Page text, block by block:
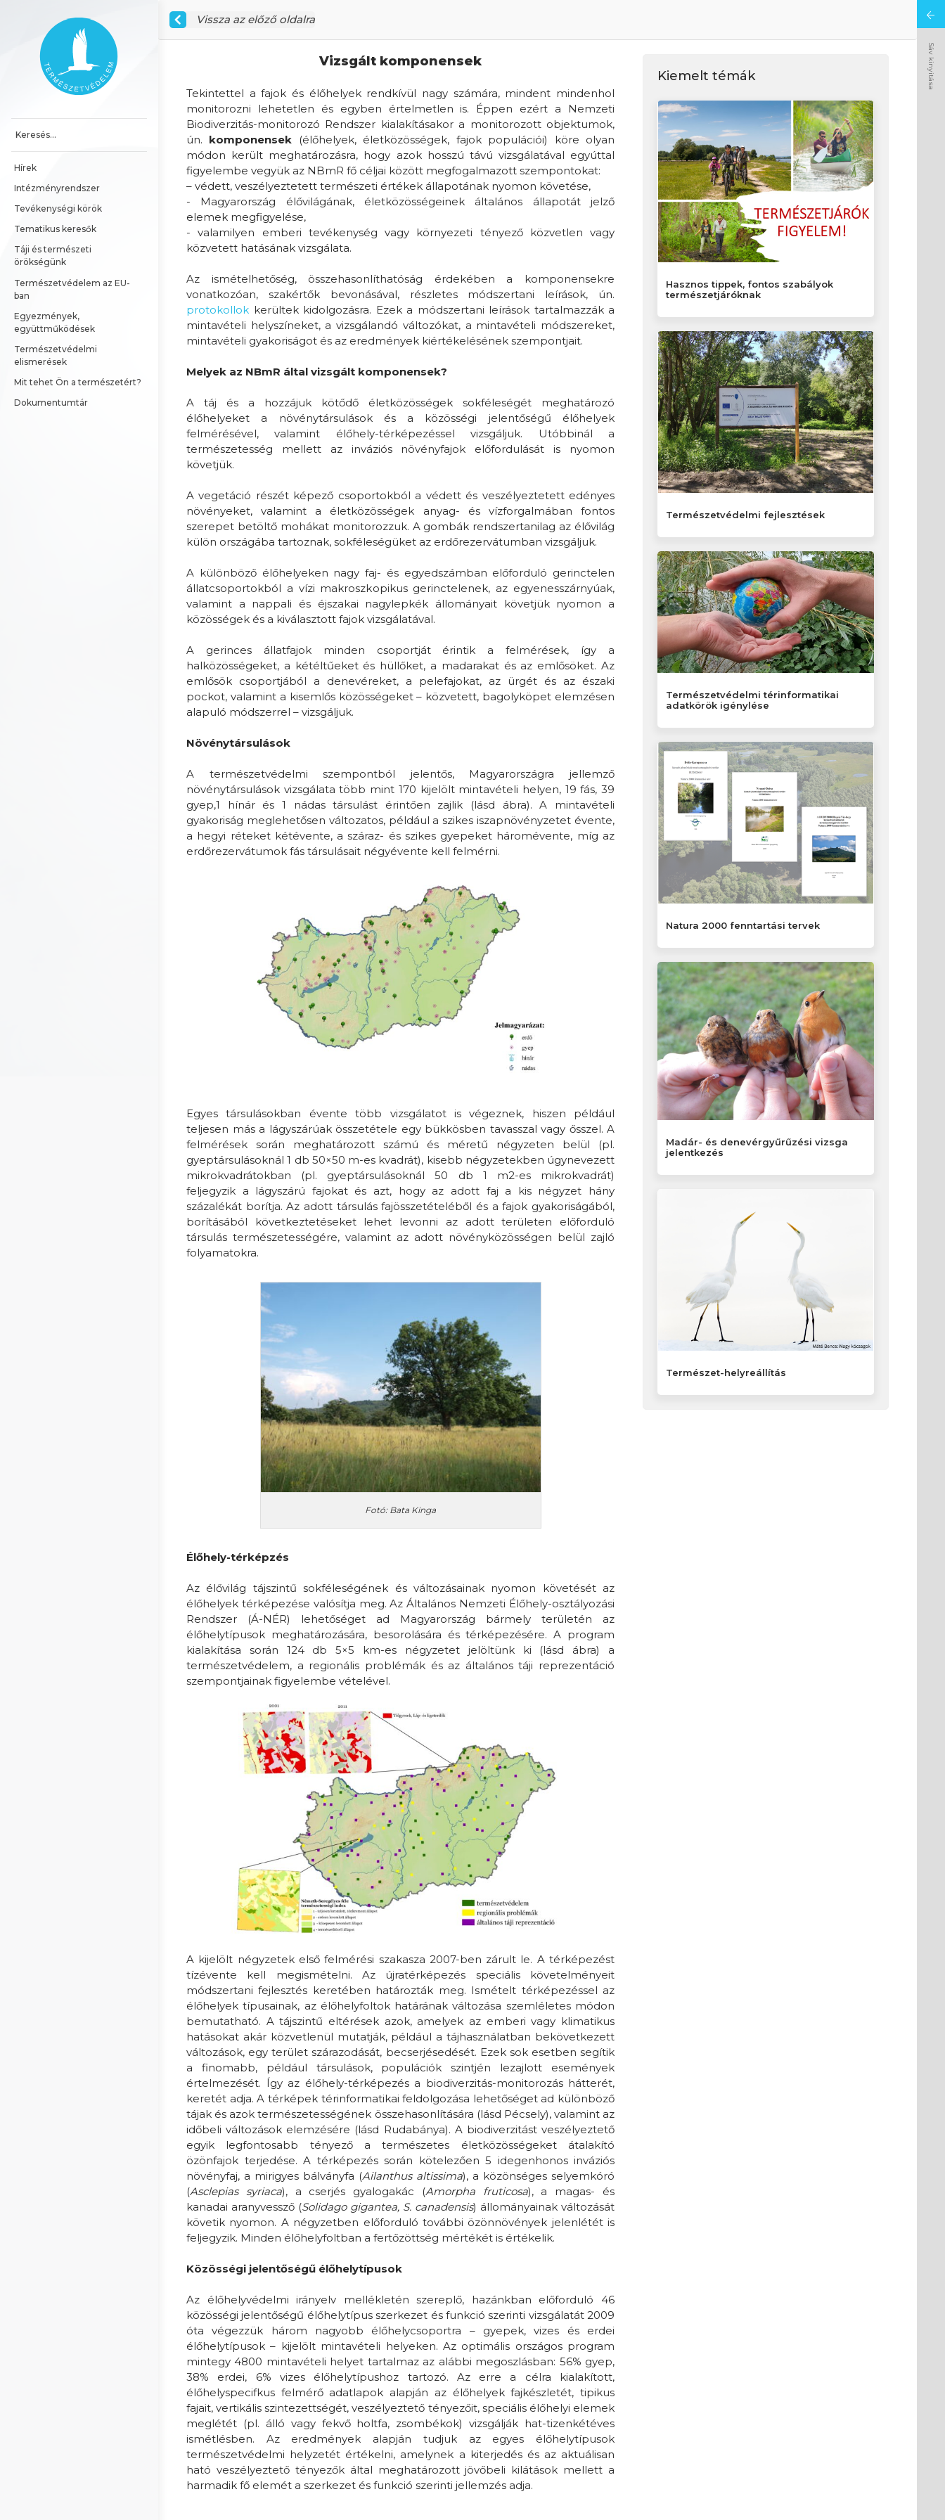
Főoldal
Hírek
Intézményrendszer
Tevékenységi körök
Tematikus keresők
Táji és természeti
örökségünk
Természetvédelem az EU-
ban
Egyezmények,
együttműködések
Természetvédelmi
elismerések
Mit tehet Ön a természetért?
Dokumentumtár
Vissza az előző oldalra
Vizsgált komponensek
Tekintettel a fajok és élőhelyek rendkívül nagy számára, mindent mindenhol
monitorozni lehetetlen és egyben értelmetlen is. Éppen ezért a Nemzeti
Biodiverzitás-monitorozó Rendszer kialakításakor a monitorozott objektumok,
ún. komponensek (élőhelyek, életközösségek, fajok populációi) köre olyan
módon került meghatározásra, hogy azok hosszú távú vizsgálatával egyúttal
figyelembe vegyük az NBmR fő céljai között megfogalmazott szempontokat:
– védett, veszélyeztetett természeti értékek állapotának nyomon követése,
­- Magyarország élővilágának, életközösségeinek általános állapotát jelző
elemek megfigyelése,
-­ valamilyen emberi tevékenység vagy környezeti tényező közvetlen vagy
közvetett hatásának vizsgálata.
Az ismételhetőség, összehasonlíthatóság érdekében a komponensekre
vonatkozóan, szakértők bevonásával, részletes módszertani leírások, ún.
protokollok kerültek kidolgozásra. Ezek a módszertani leírások tartalmazzák a
mintavételi helyszíneket, a vizsgálandó változókat, a mintavételi módszereket,
mintavételi gyakoriságot és az eredmények kiértékelésének szempontjait.
Melyek az NBmR által vizsgált komponensek?
A táj és a hozzájuk kötődő életközösségek sokféleségét meghatározó
élőhelyeket a növénytársulások és a közösségi jelentőségű élőhelyek
felmérésével, valamint élőhely-térképezéssel vizsgáljuk. Utóbbinál a
természetesség mellett az inváziós növényfajok előfordulását is nyomon
követjük.
A vegetáció részét képező csoportokból a védett és veszélyeztetett edényes
növényeket, valamint a életközösségek anyag- és vízforgalmában fontos
szerepet betöltő mohákat monitorozzuk. A gombák rendszertanilag az élővilág
külön országába tartoznak, sokféleségüket az erdőrezervátumban vizsgáljuk.
A különböző élőhelyeken nagy faj- és egyedszámban előforduló gerinctelen
állatcsoportokból a vízi makroszkopikus gerinctelenek, az egyenesszárnyúak,
valamint a nappali és éjszakai nagylepkék állományait követjük nyomon a
közösségek és a kiválasztott fajok vizsgálatával.
A gerinces állatfajok minden csoportját érintik a felmérések, így a
halközösségeket, a kétéltűeket és hüllőket, a madarakat és az emlősöket. Az
emlősök csoportjából a denevéreket, a pelefajokat, az ürgét és az északi
pockot, valamint a kisemlős közösségeket – közvetett, bagolyköpet elemzésen
alapuló módszerrel – vizsgáljuk.
Növénytársulások
A természetvédelmi szempontból jelentős, Magyarországra jellemző
növénytársulások vizsgálata több mint 170 kijelölt mintavételi helyen, 19 fás, 39
gyep,1 hínár és 1 nádas társulást érintően zajlik (lásd ábra). A mintavételi
gyakoriság meglehetősen változatos, például a szikes iszapnövényzetet évente,
a hegyi réteket kétévente, a száraz- és szikes gyepeket háromévente, míg az
erdőrezervátumok fás társulásait négyévente kell felmérni.
Egyes társulásokban évente több vizsgálatot is végeznek, hiszen például
teljesen más a lágyszárúak összetétele egy bükkösben tavasszal vagy ősszel. A
felmérések során meghatározott számú és méretű négyzeten belül (pl.
gyeptársulásoknál 1 db 50×50 m-es kvadrát), kisebb négyzetekben úgynevezett
mikrokvadrátokban (pl. gyeptársulásoknál 50 db 1 m2-es mikrokvadrát)
feljegyzik a lágyszárú fajokat és azt, hogy az adott faj a kis négyzet hány
százalékát borítja. Az adott társulás fajösszetételéből és a fajok gyakoriságából,
borításából következtetéseket lehet levonni az adott területen előforduló
társulás természetességére, valamint az adott növényközösségen belül zajló
folyamatokra.
Fotó: Bata Kinga
Élőhely-térképzés
Az élővilág tájszintű sokféleségének és változásainak nyomon követését az
élőhelyek térképezése valósítja meg. Az Általános Nemzeti Élőhely-osztályozási
Rendszer (Á-NÉR) lehetőséget ad Magyarország bármely területén az
élőhelytípusok meghatározására, besorolására és térképezésére. A program
kialakítása során 124 db 5×5 km-es négyzetet jelöltünk ki (lásd ábra) a
természetvédelem, a regionális problémák és az általános táji reprezentáció
szempontjainak figyelembe vételével.
A kijelölt négyzetek első felmérési szakasza 2007-ben zárult le. A térképezést
tízévente kell megismételni. Az újratérképezés speciális követelményeit
módszertani fejlesztés keretében határozták meg. Ismételt térképezéssel az
élőhelyek típusainak, az élőhelyfoltok határának változása szemléletes módon
bemutatható. A tájszintű eltérések azok, amelyek az emberi vagy klimatikus
hatásokat akár közvetlenül mutatják, például a tájhasználatban bekövetkezett
változások, egy terület szárazodását, becserjésedését. Ezek sok esetben segítik
a finomabb, például társulások, populációk szintjén lezajlott események
értelmezését. Így az élőhely-térképezés a biodiverzitás-monitorozás hátterét,
keretét adja. A térképek térinformatikai feldolgozása lehetőséget ad különböző
tájak és azok természetességének összehasonlítására (lásd Pécsely), valamint az
időbeli változások elemzésére (lásd Rudabánya). A biodiverzitást veszélyeztető
egyik legfontosabb tényező a természetes életközösségeket átalakító
özönfajok terjedése. A térképezés során kötelezően 5 idegenhonos inváziós
növényfaj, a mirigyes bálványfa (Ailanthus altissima), a közönséges selyemkóró
(Asclepias syriaca), a cserjés gyalogakác (Amorpha fruticosa), a magas- és
kanadai aranyvessző (Solidago gigantea, S. canadensis) állományainak változását
követik nyomon. A négyzetben előforduló további özönnövények jelenlétét is
feljegyzik. Minden élőhelyfoltban a fertőzöttség mértékét is értékelik.
Közösségi jelentőségű élőhelytípusok
Az élőhelyvédelmi irányelv mellékletén szereplő, hazánkban előforduló 46
közösségi jelentőségű élőhelytípus szerkezet és funkció szerinti vizsgálatát 2009
óta végezzük három nagyobb élőhelycsoportra – gyepek, vizes és erdei
élőhelytípusok – kijelölt mintavételi helyeken. Az optimális országos program
mintegy 4800 mintavételi helyet tartalmaz az alábbi megoszlásban: 56% gyep,
38% erdei, 6% vizes élőhelytípushoz tartozó. Az erre a célra kialakított,
élőhelyspecifkus felmérő adatlapok alapján az élőhelyek fajkészletét, tipikus
fajait, vertikális szintezettségét, veszélyeztető tényezőit, speciális élőhelyi elemek
meglétét (pl. álló vagy fekvő holtfa, zsombékok) vizsgálják hat-tizenkétéves
ismétlésben. Az eredmények alapján tudjuk az egyes élőhelytípusok
természetvédelmi helyzetét értékelni, amelynek a kiterjedés és az aktuálisan
ható veszélyeztető tényezők által meghatározott jövőbeli kilátások mellett a
harmadik fő elemét a szerkezet és funkció szerinti jellemzés adja.
Kiemelt témák
Hasznos tippek, fontos szabályok
természetjáróknak
Természetvédelmi fejlesztések
Természetvédelmi térinformatikai
adatkörök igénylése
Natura 2000 fenntartási tervek
Madár- és denevérgyűrűzési vizsga
jelentkezés
Természet-helyreállítás
Sáv kinyitása